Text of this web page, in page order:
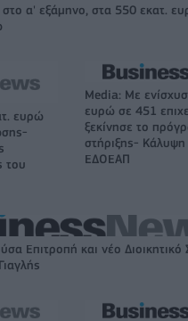
στο α' εξάμηνο, στα 550 εκατ.
ευρώ
του
Media: Με
ευρώ σε 451
ξεκίνησε το
στήριξης-
ΕΔΟΕΑΠ
Επιτροπή και νέο